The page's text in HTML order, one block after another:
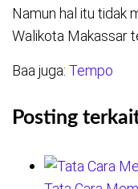
Namun hal itu tidak
Walikota Makassar
Baa juga: Tempo
Posting